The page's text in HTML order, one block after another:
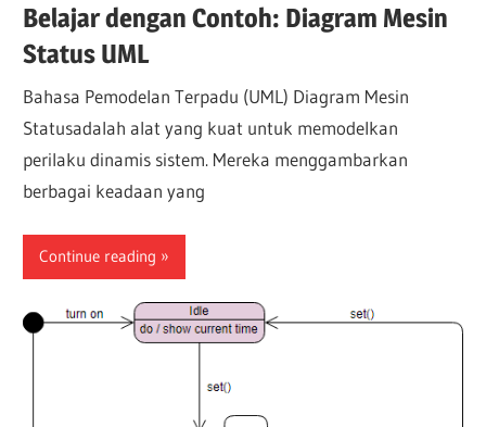
Belajar dengan Contoh: Diagram Mesin
Status UML
Bahasa Pemodelan Terpadu (UML) Diagram Mesin
Statusadalah alat yang kuat untuk memodelkan
perilaku dinamis sistem. Mereka menggambarkan
berbagai keadaan yang
Continue reading